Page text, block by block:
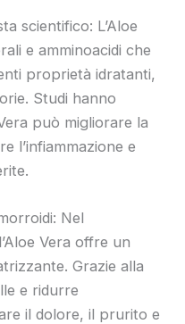
scientifico: L’Aloe
e amminoacidi che
proprietà idratanti,
Studi hanno
può migliorare la
l’infiammazione e
Nel
Vera offre un
Grazie alla
e ridurre
il dolore, il prurito e